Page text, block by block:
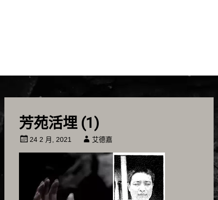
芳苑活埋 (1)
24 2 月, 2021 艾德嘉